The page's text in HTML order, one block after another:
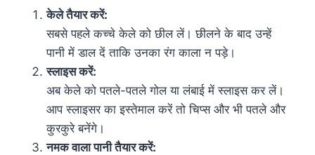
केले तैयार करें:
सबसे पहले कच्चे केले को छील लें। छीलने के बाद उन्हें
पानी में डाल दें ताकि उनका रंग काला न पड़े।
स्लाइस करें:
अब केले को पतले-पतले गोल या लंबाई में स्लाइस कर लें।
आप स्लाइसर का इस्तेमाल करें तो चिप्स और भी पतले और
कुरकुरे बनेंगे।
नमक वाला पानी तैयार करें: